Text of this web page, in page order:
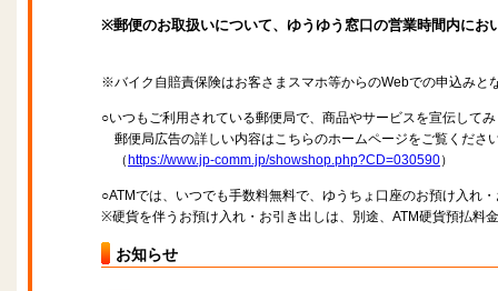
※郵便のお取扱いについて、ゆうゆう窓口の営業時間内に
※バイク自賠責保険はお客さまスマホ等からのWebでの申込みと
○いつもご利用されている郵便局で、商品やサービスを宣伝して
郵便局広告の詳しい内容はこちらのホームページをご覧くださ
（ https://www.jp-comm.jp/showshop.php?CD=030590）
○ATMでは、いつでも手数料無料で、ゆうちょ口座のお預け入れ
※硬貨を伴うお預け入れ・お引き出しは、別途、ATM硬貨預払料
お知らせ